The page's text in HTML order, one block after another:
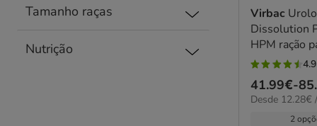
Tamanho raças
Nutrição
Virbac
Dissolution
HPM ração
4.9
estrelas
com
4.9
Preço
de
41.99€-
12.28€
Desde 12.28€
2